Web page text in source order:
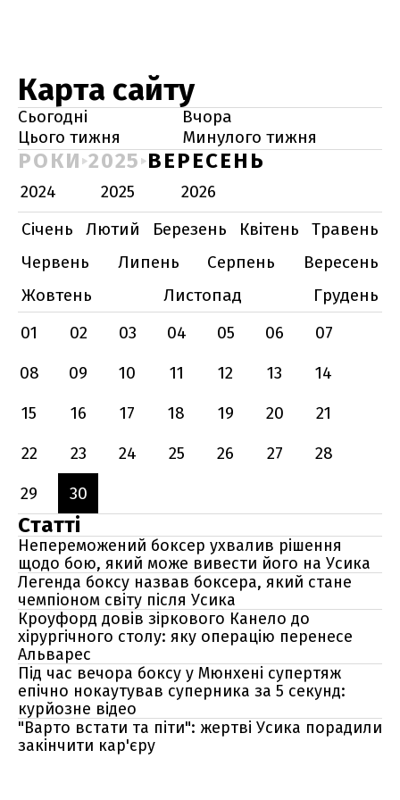
Карта сайту
Сьогодні
Вчора
Цього тижня
Минулого тижня
РОКИ 2025 ВЕРЕСЕНЬ
2024 2025
2026
Січень
Лютий Березень Квітень
Травень
Червень
Липень Серпень
Вересень
Жовтень
Листопад
Грудень
01
02 03 04 05 06
07
08
09 10 11 12 13
14
15
16 17 18 19 20
21
22
23 24 25 26 27
28
29
30
Статті
Непереможений боксер ухвалив рішення
щодо бою, який може вивести його на Усика
Легенда боксу назвав боксера, який стане
чемпіоном світу після Усика
Кроуфорд довів зіркового Канело до
хірургічного столу: яку операцію перенесе
Альварес
Під час вечора боксу у Мюнхені супертяж
епічно нокаутував суперника за 5 секунд:
курйозне відео
"Варто встати та піти": жертві Усика порадили
закінчити кар'єру